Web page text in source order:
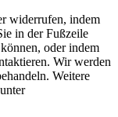
widerrufen, indem
in der Fußzeile
oder indem
Wir werden
Weitere